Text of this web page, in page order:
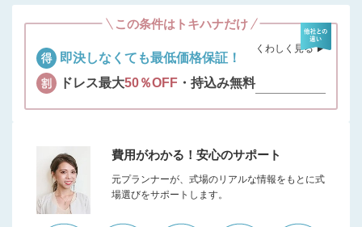
この条件はトキハナだけ
即決しなくても最低価格保証！
ドレス最大50％OFF ・持込み無料
くわしく見る ▶︎
費用がわかる！安心のサポート
元プランナーが、式場のリアルな情報をもとに式
場選びをサポートします。